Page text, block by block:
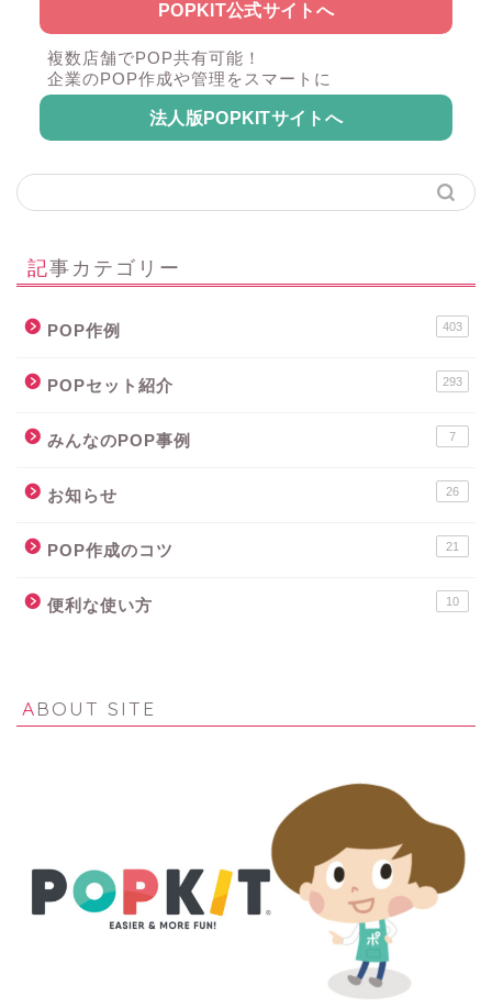
POPKIT公式サイトへ
複数店舗でPOP共有可能！
企業のPOP作成や管理をスマートに
法人版POPKITサイトへ
記事カテゴリー
POP作例 403
POPセット紹介 293
みんなのPOP事例 7
お知らせ 26
POP作成のコツ 21
便利な使い方 10
ABOUT SITE